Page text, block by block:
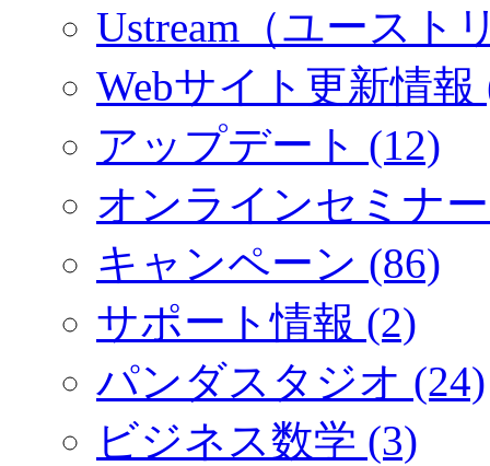
Ustream（ユースト
Webサイト更新情報
アップデート (12)
オンラインセミナ
キャンペーン (86)
サポート情報 (2)
パンダスタジオ (24)
ビジネス数学 (3)